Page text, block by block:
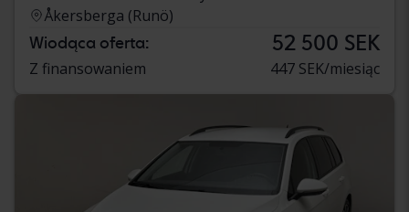
Åkersberga (Runö)
Wiodąca oferta: 52 500 SEK
Z finansowaniem 447 SEK/miesiąc